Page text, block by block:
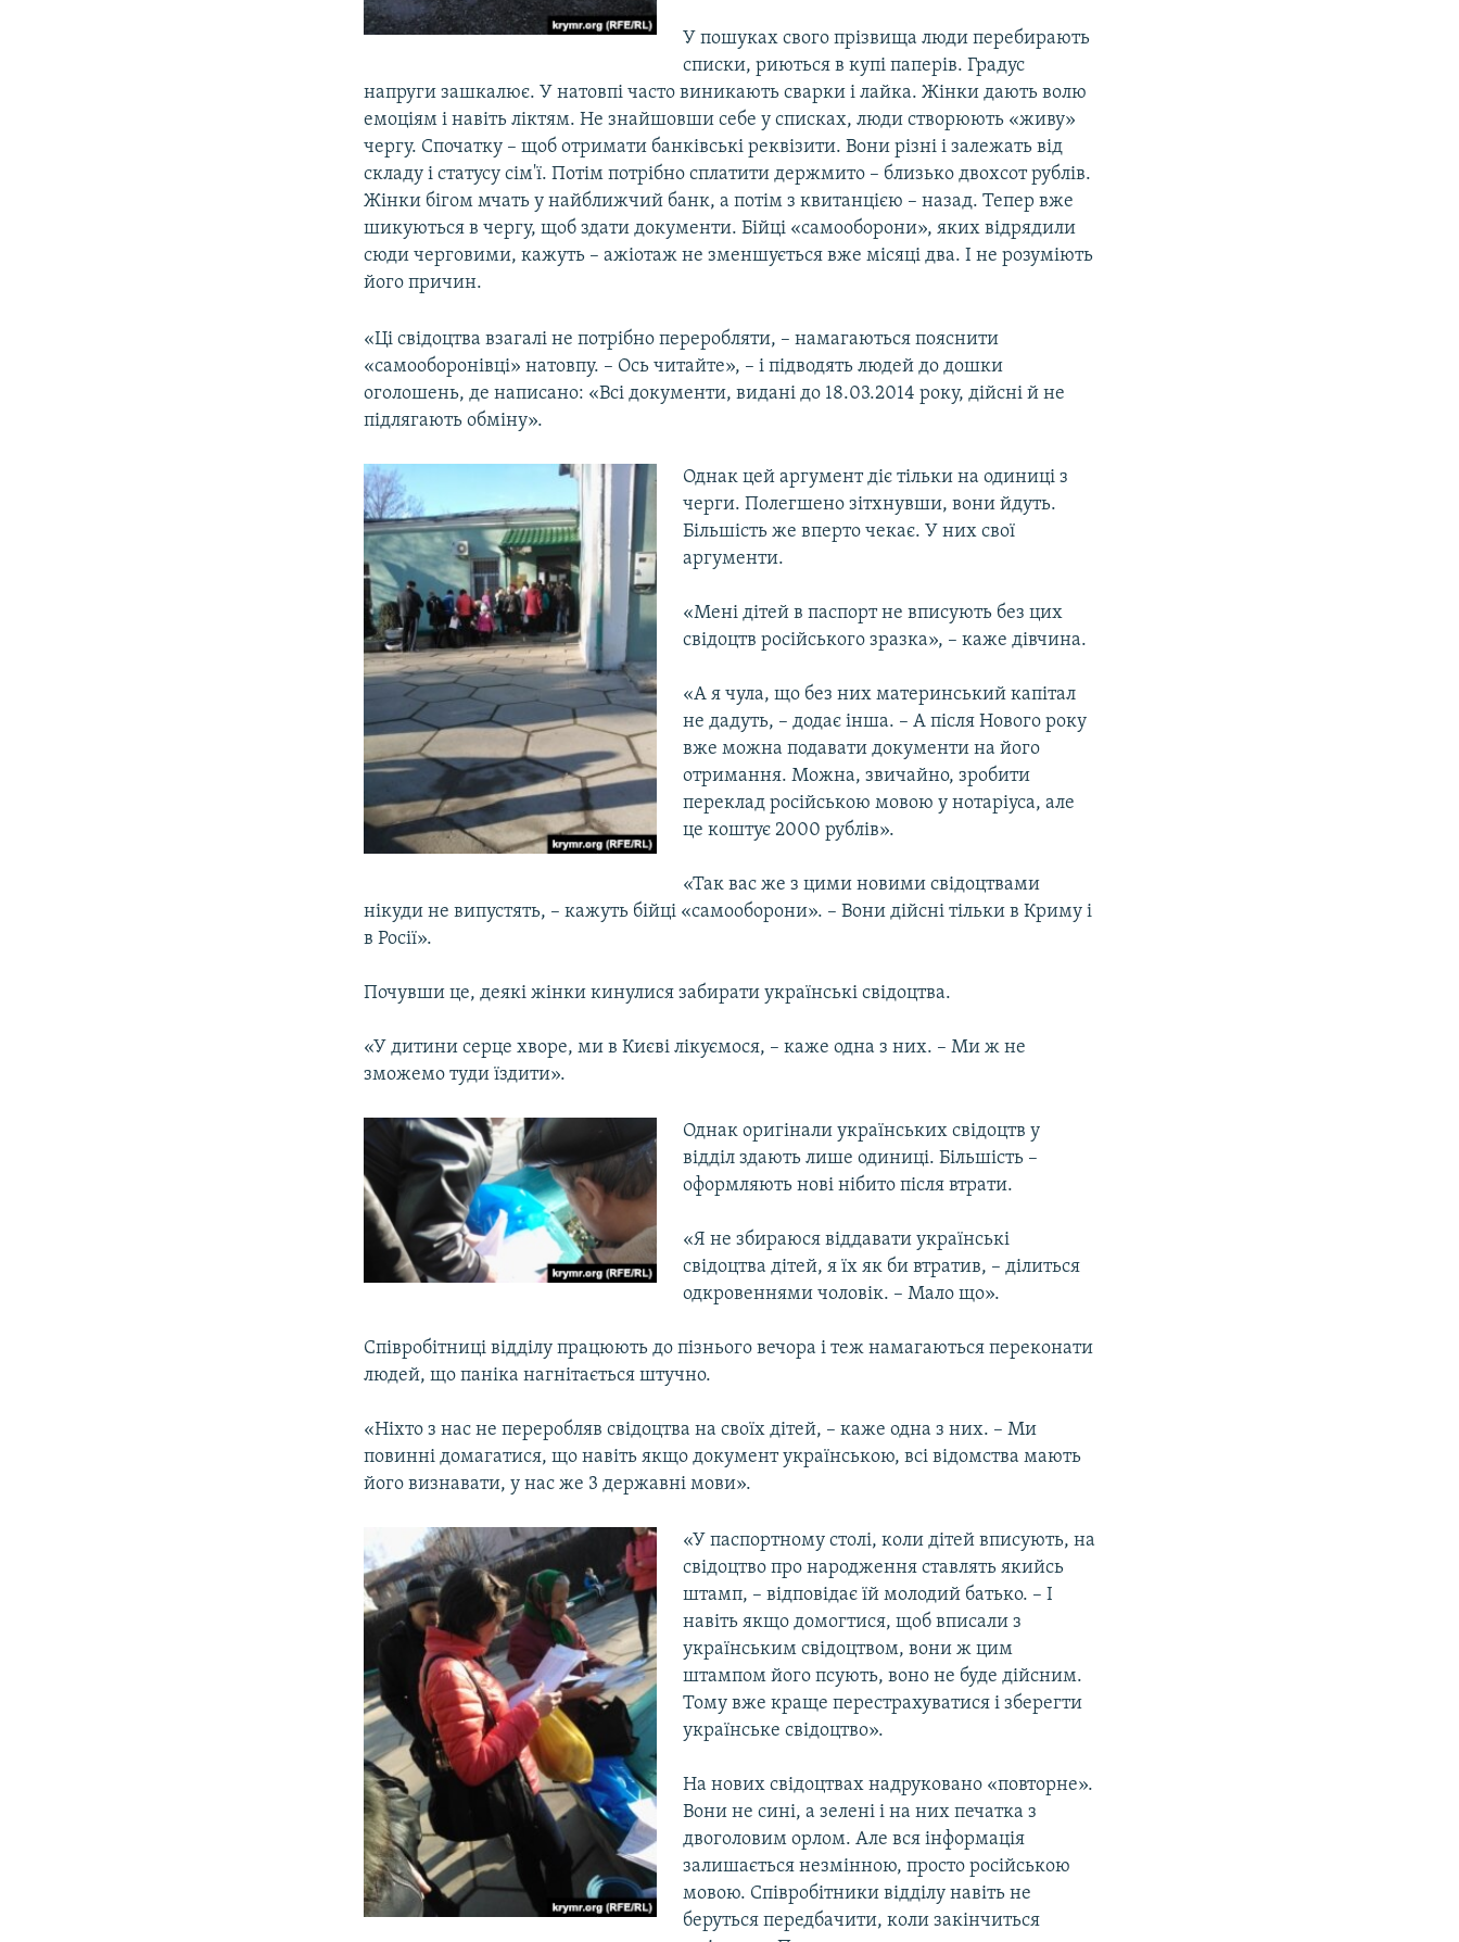
У пошуках свого прізвища люди перебирають
списки, риються в купі паперів. Градус
напруги зашкалює. У натовпі часто виникають сварки і лайка. Жінки дають волю
емоціям і навіть ліктям. Не знайшовши себе у списках, люди створюють «живу»
чергу. Спочатку – щоб отримати банківські реквізити. Вони різні і залежать від
складу і статусу сім'ї. Потім потрібно сплатити держмито – близько двохсот рублів.
Жінки бігом мчать у найближчий банк, а потім з квитанцією – назад. Тепер вже
шикуються в чергу, щоб здати документи. Бійці «самооборони», яких відрядили
сюди черговими, кажуть – ажіотаж не зменшується вже місяці два. І не розуміють
його причин.
«Ці свідоцтва взагалі не потрібно переробляти, – намагаються пояснити
«самооборонівці» натовпу. – Ось читайте», – і підводять людей до дошки
оголошень, де написано: «Всі документи, видані до 18.03.2014 року, дійсні й не
підлягають обміну».
Однак цей аргумент діє тільки на одиниці з
черги. Полегшено зітхнувши, вони йдуть.
Більшість же вперто чекає. У них свої
аргументи.
«Мені дітей в паспорт не вписують без цих
свідоцтв російського зразка», – каже дівчина.
«А я чула, що без них материнський капітал
не дадуть, – додає інша. – А після Нового року
вже можна подавати документи на його
отримання. Можна, звичайно, зробити
переклад російською мовою у нотаріуса, але
це коштує 2000 рублів».
«Так вас же з цими новими свідоцтвами
нікуди не випустять, – кажуть бійці «самооборони». – Вони дійсні тільки в Криму і
в Росії».
Почувши це, деякі жінки кинулися забирати українські свідоцтва.
«У дитини серце хворе, ми в Києві лікуємося, – каже одна з них. – Ми ж не
зможемо туди їздити».
Однак оригінали українських свідоцтв у
відділ здають лише одиниці. Більшість –
оформляють нові нібито після втрати.
«Я не збираюся віддавати українські
свідоцтва дітей, я їх як би втратив, – ділиться
одкровеннями чоловік. – Мало що».
Співробітниці відділу працюють до пізнього вечора і теж намагаються переконати
людей, що паніка нагнітається штучно.
«Ніхто з нас не переробляв свідоцтва на своїх дітей, – каже одна з них. – Ми
повинні домагатися, що навіть якщо документ українською, всі відомства мають
його визнавати, у нас же 3 державні мови».
«У паспортному столі, коли дітей вписують, на
свідоцтво про народження ставлять якийсь
штамп, – відповідає їй молодий батько. – І
навіть якщо домогтися, щоб вписали з
українським свідоцтвом, вони ж цим
штампом його псують, воно не буде дійсним.
Тому вже краще перестрахуватися і зберегти
українське свідоцтво».
На нових свідоцтвах надруковано «повторне».
Вони не сині, а зелені і на них печатка з
двоголовим орлом. Але вся інформація
залишається незмінною, просто російською
мовою. Співробітники відділу навіть не
беруться передбачити, коли закінчиться